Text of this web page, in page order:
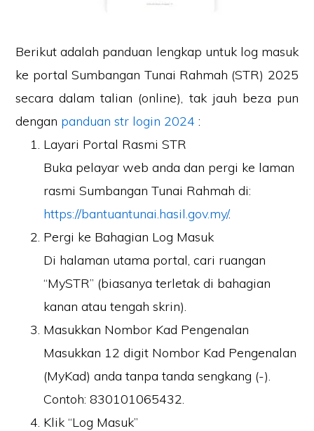
Berikut adalah panduan lengkap untuk log masuk
ke portal Sumbangan Tunai Rahmah (STR) 2025
secara dalam talian (online), tak jauh beza pun
dengan panduan str login 2024 :
Layari Portal Rasmi STR
Buka pelayar web anda dan pergi ke laman
rasmi Sumbangan Tunai Rahmah di:
https://bantuantunai.hasil.gov.my/.
Pergi ke Bahagian Log Masuk
Di halaman utama portal, cari ruangan
“MySTR” (biasanya terletak di bahagian
kanan atau tengah skrin).
Masukkan Nombor Kad Pengenalan
Masukkan 12 digit Nombor Kad Pengenalan
(MyKad) anda tanpa tanda sengkang (-).
Contoh: 830101065432.
Klik “Log Masuk”